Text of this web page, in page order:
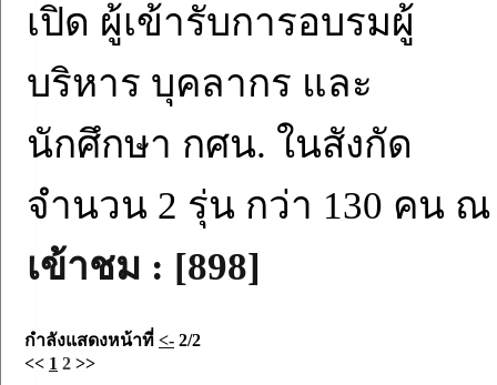
เปิด ผู้เข้ารับการอบรมผู้
บริหาร บุคลากร และ
นักศึกษา กศน. ในสังกัด
จำนวน 2 รุ่น กว่า 130 คน ณ
เข้าชม : [898]
กำลังแสดงหน้าที่ <- 2/2
<< 1 2 >>